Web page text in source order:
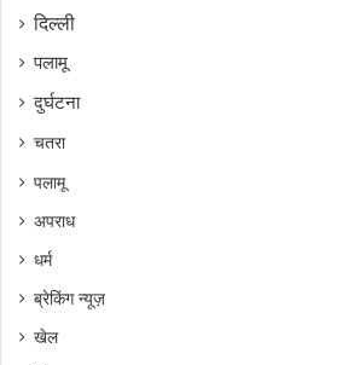
दिल्‍ली
पलामू
दुर्घटना
चतरा
पलामू
अपराध
धर्म
ब्रेकिंग न्यूज़
खेल